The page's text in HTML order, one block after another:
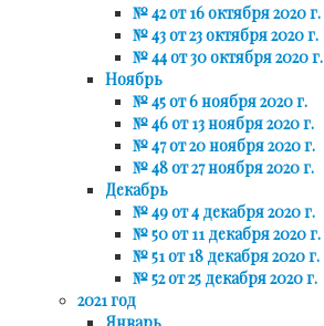
№ 42 от 16 октября 2020 г.
№ 43 от 23 октября 2020 г.
№ 44 от 30 октября 2020 г.
Ноябрь
№ 45 от 6 ноября 2020 г.
№ 46 от 13 ноября 2020 г.
№ 47 от 20 ноября 2020 г.
№ 48 от 27 ноября 2020 г.
Декабрь
№ 49 от 4 декабря 2020 г.
№ 50 от 11 декабря 2020 г.
№ 51 от 18 декабря 2020 г.
№ 52 от 25 декабря 2020 г.
2021 год